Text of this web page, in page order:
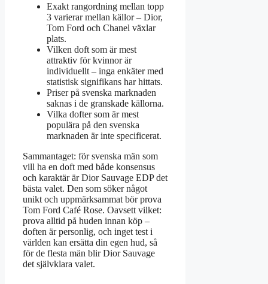
Exakt rangordning mellan topp
3 varierar mellan källor – Dior,
Tom Ford och Chanel växlar
plats.
Vilken doft som är mest
attraktiv för kvinnor är
individuellt – inga enkäter med
statistisk signifikans har hittats.
Priser på svenska marknaden
saknas i de granskade källorna.
Vilka dofter som är mest
populära på den svenska
marknaden är inte specificerat.
Sammantaget: för svenska män som
vill ha en doft med både konsensus
och karaktär är Dior Sauvage EDP det
bästa valet. Den som söker något
unikt och uppmärksammat bör prova
Tom Ford Café Rose. Oavsett vilket:
prova alltid på huden innan köp –
doften är personlig, och inget test i
världen kan ersätta din egen hud, så
för de flesta män blir Dior Sauvage
det självklara valet.